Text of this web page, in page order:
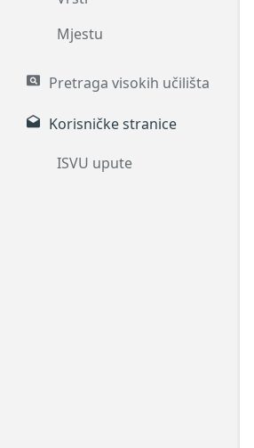
Mjestu
Pretraga visokih učilišta
Korisničke stranice
ISVU upute